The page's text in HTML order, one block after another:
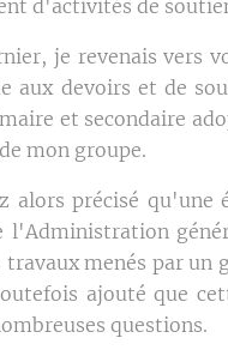
d'activités de
je revenais vers
aux devoirs et de
et secondaire
mon groupe.
alors précisé qu'une
l'Administration
travaux menés par
ajouté que
questions.